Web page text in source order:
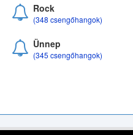
Rock
(348 csengőhangok)
Ünnep
(345 csengőhangok)